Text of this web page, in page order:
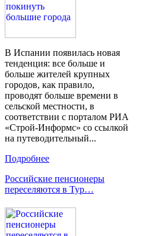
В Испании появилась новая
тенденция: все больше и
больше жителей крупных
городов, как правило,
проводят больше времени в
сельской местности, в
соответствии с порталом РИА
«Строй-Информс» со ссылкой
на путеводительный...
Подробнее
Российские пенсионеры
переселяются в Тур…